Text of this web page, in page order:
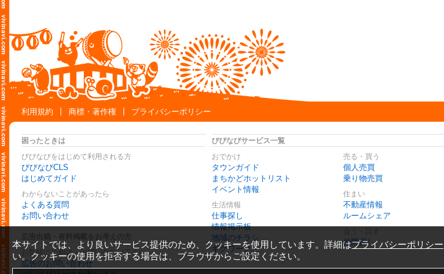
利用規約
商標・著作権 プライバシーポリシー
困ったときは
びびなびをはじめて利用される方
びびなびCLS
はじめてガイド
わからないことがあったら
よくある質問
お問い合わせ
お気軽にご相談・お問い合わせ下さい
広告のお問い合わせ
びびなびサービス一覧
おでかけ
タウンガイド
まちかどホットリスト
イベント情報
生活情報
仕事探し
情報掲示板
地域のチラシ
ギグワーク
売る・買う
個人売買
乗り物売買
住まい
不動産情報
ルームシェア
仲間探し
本サイトでは、より良いサービス提供のため、クッキーを使用しています。詳細はプライバシーポリシー
い。クッキーの使用を拒否する場合は、ブラウザからご設定ください。